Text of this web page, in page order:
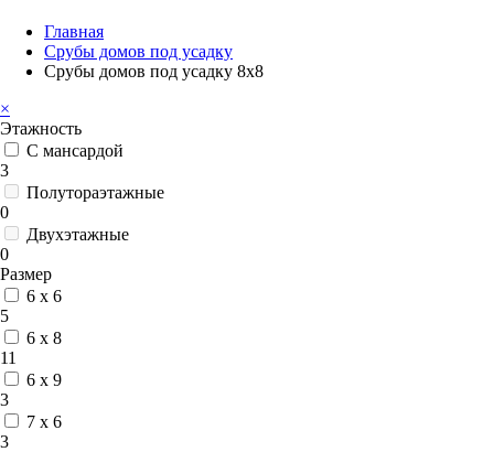
Главная
Срубы домов под усадку
Срубы домов под усадку 8x8
×
Этажность
С мансардой
3
Полутораэтажные
0
Двухэтажные
0
Размер
6 x 6
5
6 x 8
11
6 x 9
3
7 x 6
3